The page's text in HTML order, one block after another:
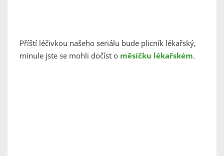
Příští léčivkou našeho seriálu bude plicník lékařský,
minule jste se mohli dočíst o měsíčku lékařském.